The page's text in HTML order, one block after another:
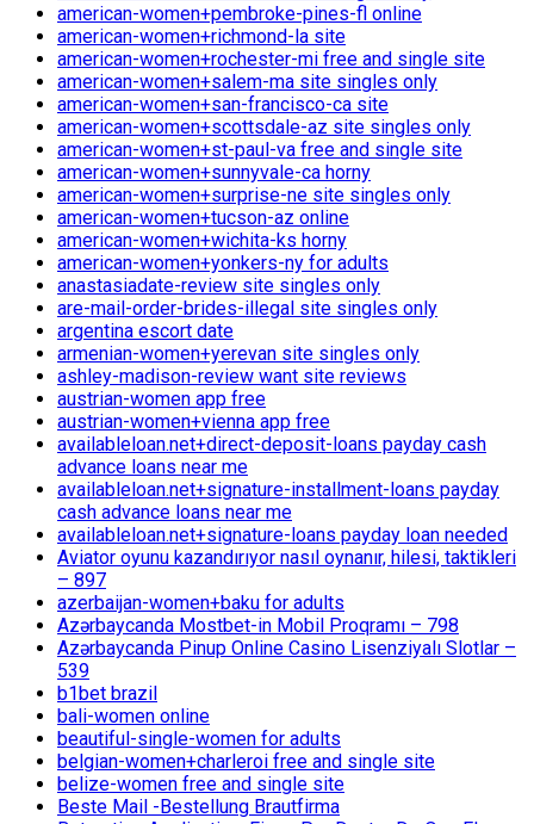
american-women+pembroke-pines-fl online
american-women+richmond-la site
american-women+rochester-mi free and single site
american-women+salem-ma site singles only
american-women+san-francisco-ca site
american-women+scottsdale-az site singles only
american-women+st-paul-va free and single site
american-women+sunnyvale-ca horny
american-women+surprise-ne site singles only
american-women+tucson-az online
american-women+wichita-ks horny
american-women+yonkers-ny for adults
anastasiadate-review site singles only
are-mail-order-brides-illegal site singles only
argentina escort date
armenian-women+yerevan site singles only
ashley-madison-review want site reviews
austrian-women app free
austrian-women+vienna app free
availableloan.net+direct-deposit-loans payday cash
advance loans near me
availableloan.net+signature-installment-loans payday
cash advance loans near me
availableloan.net+signature-loans payday loan needed
Aviator oyunu kazandırıyor nasıl oynanır, hilesi, taktikleri
– 897
azerbaijan-women+baku for adults
Azərbaycanda Mostbet-in Mobil Proqramı – 798
Azərbaycanda Pinup Online Casino Lisenziyalı Slotlar –
539
b1bet brazil
bali-women online
beautiful-single-women for adults
belgian-women+charleroi free and single site
belize-women free and single site
Beste Mail -Bestellung Brautfirma